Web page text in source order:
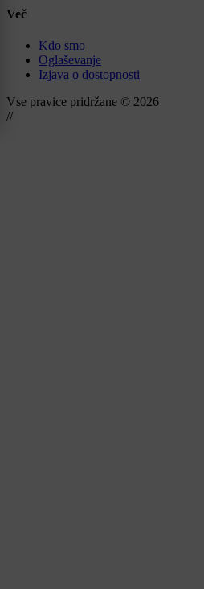
Več
Kdo smo
Oglaševanje
Izjava o dostopnosti
Vse pravice pridržane © 2026
//